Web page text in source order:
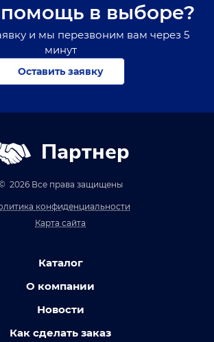
в выборе?
и мы перезвоним вам через 5
минут
Оставить заявку
Партнер
2026 Все права защищены
конфиденциальности
Карта сайта
Каталог
О компании
Новости
Как сделать заказ